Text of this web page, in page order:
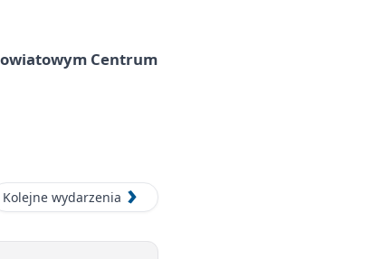
Centrum
Kolejne wydarzenia